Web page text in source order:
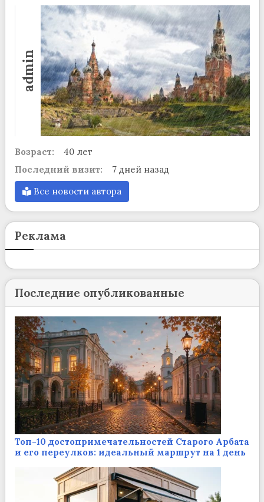
admin
Возраст:
40 лет
Последний визит:
7 дней назад
Все новости автора
Реклама
Последние опубликованные
Топ-10 достопримечательностей Старого Арбата
и его переулков: идеальный маршрут на 1 день